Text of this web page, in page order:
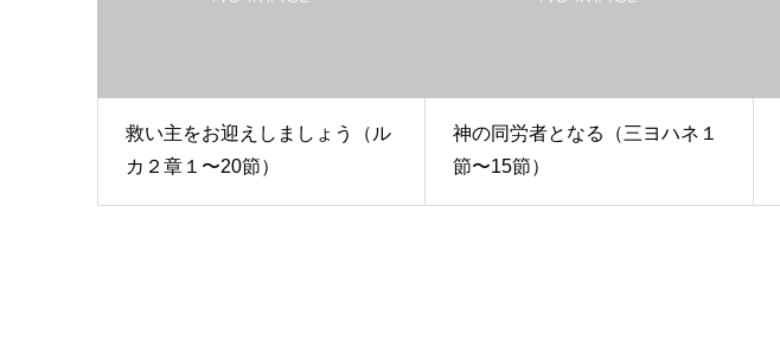
救い主をお迎えしましょう（ル
カ２章１〜20節）
神の同労者となる（三ヨハネ１
節〜15節）